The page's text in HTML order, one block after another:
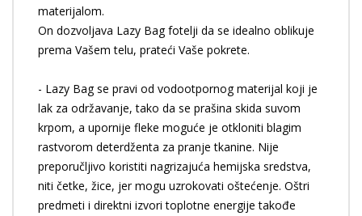
materijalom.
On dozvoljava Lazy Bag fotelji da se idealno oblikuje
prema Vašem telu, prateći Vaše pokrete.
- Lazy Bag se pravi od vodootpornog materijal koji je
lak za održavanje, tako da se prašina skida suvom
krpom, a upornije fleke moguće je otkloniti blagim
rastvorom deterdženta za pranje tkanine. Nije
preporučljivo koristiti nagrizajuća hemijska sredstva,
niti četke, žice, jer mogu uzrokovati oštećenje. Oštri
predmeti i direktni izvori toplotne energije takođe